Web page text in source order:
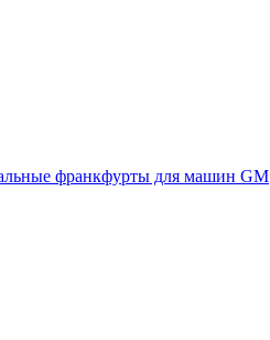
франкфурты для машин GM